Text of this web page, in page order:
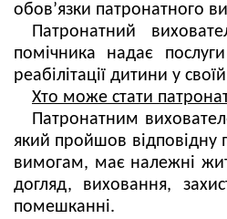
обов’язки патронатного
Патронатний
помічника надає
реабілітації дитини у своїй
Хто може стати
Патронатним
який пройшов відповідну
вимогам, має належні
догляд, виховання,
помешканні.